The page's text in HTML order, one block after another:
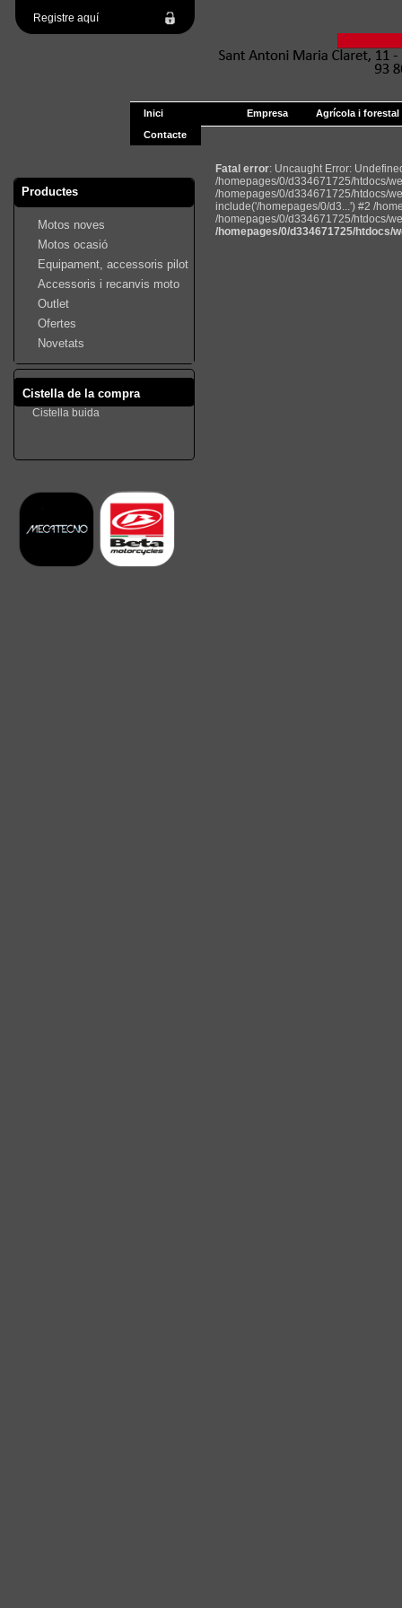
Registre aquí
Inici Empresa
Agrícola i forestal
Contacte
Productes
Motos noves
Motos ocasió
Equipament, accessoris pilot
Accessoris i recanvis moto
Outlet
Ofertes
Novetats
Cistella de la compra
Cistella buida
Fatal error: Uncaught Error:
/homepages/0/d334671725/htdocs/
/homepages/0/d334671725/htdocs/
include('/homepages/0/d3...') #2 /
/homepages/0/d334671725/htdocs/
/homepages/0/d334671725/htdocs/